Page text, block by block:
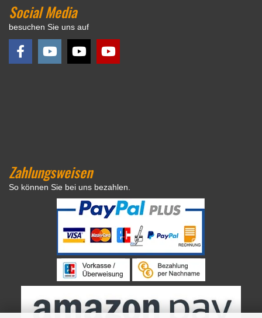
Social Media
besuchen Sie uns auf
Zahlungsweisen
So können Sie bei uns bezahlen.